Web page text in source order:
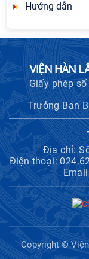
Hướng dẫn
VIỆN HÀN
Giấy phép
Trưởng Ban
Địa chỉ:
Điện thoại:
Copyright ©